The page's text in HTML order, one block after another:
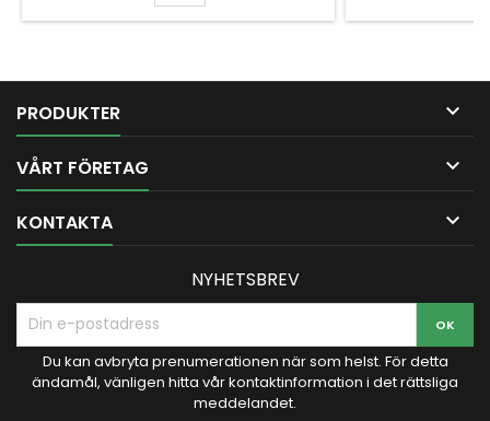
PRODUKTER 
VÅRT FÖRETAG 
KONTAKTA 
NYHETSBREV
Du kan avbryta prenumerationen när som helst. För detta
ändamål, vänligen hitta vår kontaktinformation i det rättsliga
meddelandet.